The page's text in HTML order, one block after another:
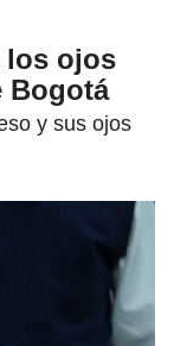
los ojos
Bogotá
y sus ojos